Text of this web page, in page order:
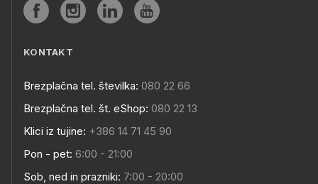
KONTAKT
Brezplačna tel. številka: 080 22 66
Brezplačna tel. št. eShop: 080 22 13
Klici iz tujine: +386 14 71 45 90
Pon - pet: 6:00 - 21:00
Sob, ned in prazniki: 7:00 - 20:00